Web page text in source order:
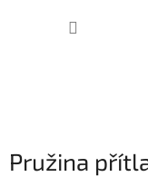
Pružina